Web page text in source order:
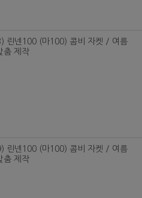
린넨100 (마100) 콤비 자켓 / 여름
춤 제작
린넨100 (마100) 콤비 자켓 / 여름
춤 제작